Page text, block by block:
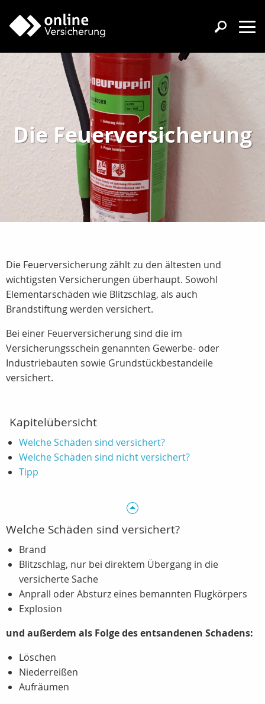
Die Feuerversicherung
Die Feuerversicherung zählt zu den ältesten und
wichtigsten Versicherungen überhaupt. Sowohl
Elementarschäden wie Blitzschlag, als auch
Brandstiftung werden versichert.
Bei einer Feuerversicherung sind die im
Versicherungsschein genannten Gewerbe- oder
Industriebauten sowie Grundstückbestandeile
versichert.
Kapitelübersicht
Welche Schäden sind versichert?
Welche Schäden sind nicht versichert?
Tipp
Welche Schäden sind versichert?
Brand
Blitzschlag, nur bei direktem Übergang in die
versicherte Sache
Anprall oder Absturz eines bemannten Flugkörpers
Explosion
und außerdem als Folge des entsandenen Schadens:
Löschen
Niederreißen
Aufräumen